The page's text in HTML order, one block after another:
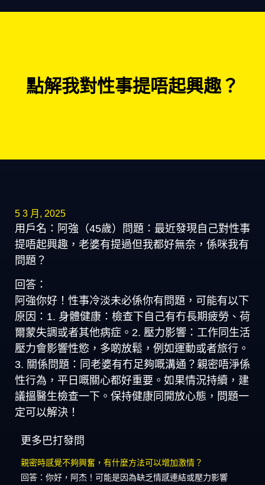
點解我對性事提唔起興趣？
5 3 月, 2025
用戶名：阿強（45歲）問題：最近發現自己對性事
提唔起興趣，老婆有提過但我都好無奈，係咪我有
問題？
回答：
阿強你好！性事冷淡未必係你有問題，可能有以下
原因：1. 身體健康：檢查下自己有冇長期疲勞、荷
爾蒙失調或者其他病症。2. 壓力影響：工作同生活
壓力會影響性慾，多啲放鬆，例如運動或者旅行。
3. 關係問題：同老婆有冇足夠嘅溝通？親密唔淨係
性行為，平日嘅關心都好重要。如果情況持續，建
議搵醫生檢查一下。保持健康同開放心態，問題一
定可以解決！
更多巴打發問
親密時感覺不夠興奮，有什麼方法可以增加激情？
回答：你好，阿杰！可能是因為缺乏情感連結或壓力影響